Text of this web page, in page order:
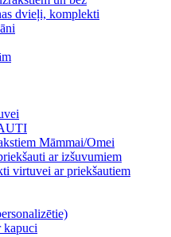
dvieļi, komplekti
Māmmai/Omei
ar izšuvumiem
virtuvei ar priekšautiem